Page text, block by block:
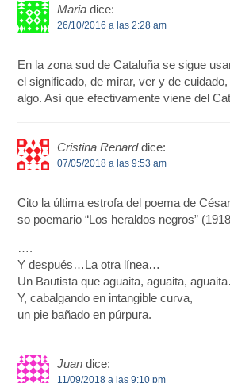
Maria dice:
26/10/2016 a las 2:28 am
En la zona sud de Cataluña se sigue
el significado, de mirar, ver y de
algo. Así que efectivamente viene del
Cristina Renard dice:
07/05/2018 a las 9:53 am
Cito la última estrofa del poema de
so poemario “Los heraldos negros”
….
Y después…La otra línea…
Un Bautista que aguaita, aguaita,
Y, cabalgando en intangible curva,
un pie bañado en púrpura.
Juan dice:
11/09/2018 a las 9:10 pm